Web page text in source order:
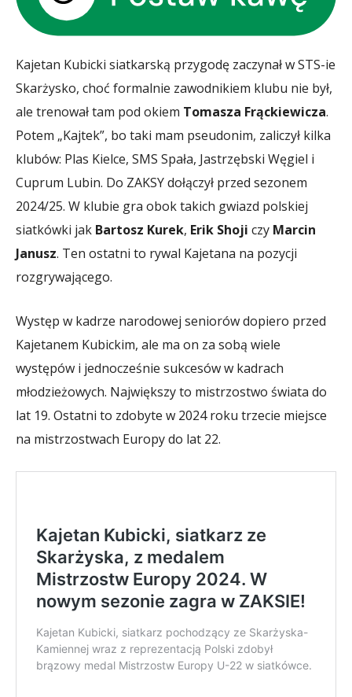
Kajetan Kubicki siatkarską przygodę zaczynał w STS-ie
Skarżysko, choć formalnie zawodnikiem klubu nie był,
ale trenował tam pod okiem Tomasza Frąckiewicza.
Potem „Kajtek”, bo taki mam pseudonim, zaliczył kilka
klubów: Plas Kielce, SMS Spała, Jastrzębski Węgiel i
Cuprum Lubin. Do ZAKSY dołączył przed sezonem
2024/25. W klubie gra obok takich gwiazd polskiej
siatkówki jak Bartosz Kurek, Erik Shoji czy Marcin
Janusz. Ten ostatni to rywal Kajetana na pozycji
rozgrywającego.
Występ w kadrze narodowej seniorów dopiero przed
Kajetanem Kubickim, ale ma on za sobą wiele
występów i jednocześnie sukcesów w kadrach
młodzieżowych. Największy to mistrzostwo świata do
lat 19. Ostatni to zdobyte w 2024 roku trzecie miejsce
na mistrzostwach Europy do lat 22.